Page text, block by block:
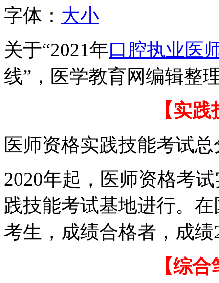
字体： 大小
关于“2021年口腔执业医
线”，医学教育网编辑整
【实
医师资格实践技能考试
2020年起，医师资格考
践技能考试基地进行。
考生，成绩合格者，成
【综